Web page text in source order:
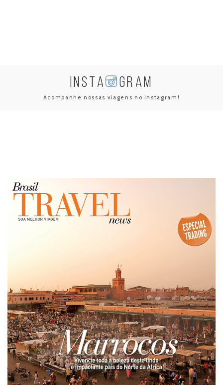
INSTA GRAM
Acompanhe nossas viagens no Instagram!